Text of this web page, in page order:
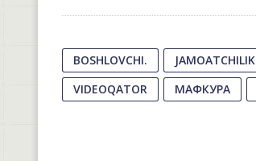
BOSHLOVCHI. JAMOATCHILIK
VIDEOQATOR
МАФКУРА